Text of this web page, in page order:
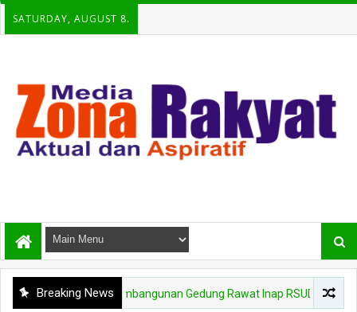
SATURDAY, AUGUST 8.
Breaking News
Minta Pembangunan Gedung Rawat Inap RSUD Kota Bima Dikebut